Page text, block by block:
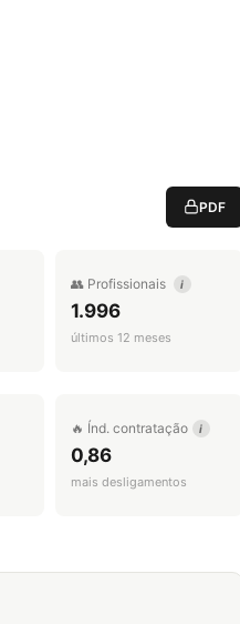
PDF
👥 Profissionais i
1.996
últimos 12 meses
🔥 Índ. contratação i
0,86
mais desligamentos